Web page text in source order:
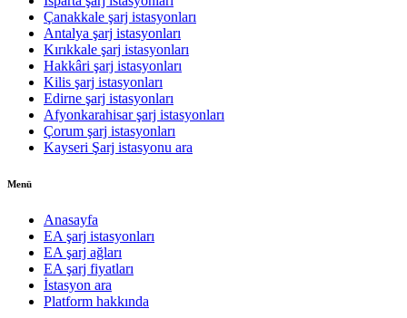
Çanakkale şarj istasyonları
Antalya şarj istasyonları
Kırıkkale şarj istasyonları
Hakkâri şarj istasyonları
Kilis şarj istasyonları
Edirne şarj istasyonları
Afyonkarahisar şarj istasyonları
Çorum şarj istasyonları
Kayseri Şarj istasyonu ara
Menü
Anasayfa
EA şarj istasyonları
EA şarj ağları
EA şarj fiyatları
İstasyon ara
Platform hakkında